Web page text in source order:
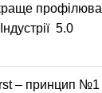
5.0
– принцип №1